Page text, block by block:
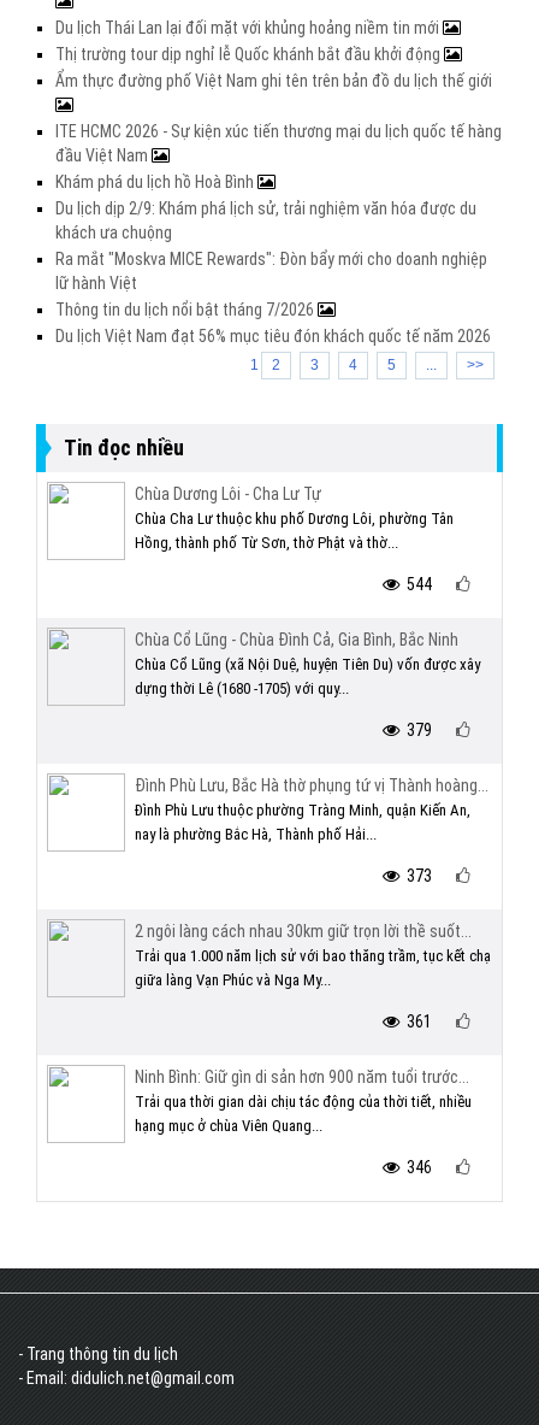
Du lịch Thái Lan lại đối mặt với khủng hoảng niềm tin mới
Thị trường tour dịp nghỉ lễ Quốc khánh bắt đầu khởi động
Ẩm thực đường phố Việt Nam ghi tên trên bản đồ du lịch thế giới
ITE HCMC 2026 - Sự kiện xúc tiến thương mại du lịch quốc tế hàng
đầu Việt Nam
Khám phá du lịch hồ Hoà Bình
Du lịch dịp 2/9: Khám phá lịch sử, trải nghiệm văn hóa được du
khách ưa chuộng
Ra mắt "Moskva MICE Rewards": Đòn bẩy mới cho doanh nghiệp
lữ hành Việt
Thông tin du lịch nổi bật tháng 7/2026
Du lịch Việt Nam đạt 56% mục tiêu đón khách quốc tế năm 2026
1 2 3 4 5 ... >>
Tin đọc nhiều
Chùa Dương Lôi - Cha Lư Tự
Chùa Cha Lư thuộc khu phố Dương Lôi, phường Tân
Hồng, thành phố Từ Sơn, thờ Phật và thờ...
544
Chùa Cổ Lũng - Chùa Đình Cả, Gia Bình, Bắc Ninh
Chùa Cổ Lũng (xã Nội Duệ, huyện Tiên Du) vốn được xây
dựng thời Lê (1680 -1705) với quy...
379
Đình Phù Lưu, Bắc Hà thờ phụng tứ vị Thành hoàng...
Đình Phù Lưu thuộc phường Tràng Minh, quận Kiến An,
nay là phường Bắc Hà, Thành phố Hải...
373
2 ngôi làng cách nhau 30km giữ trọn lời thề suốt...
Trải qua 1.000 năm lịch sử với bao thăng trầm, tục kết chạ
giữa làng Vạn Phúc và Nga My...
361
Ninh Bình: Giữ gìn di sản hơn 900 năm tuổi trước...
Trải qua thời gian dài chịu tác động của thời tiết, nhiều
hạng mục ở chùa Viên Quang...
346
- Trang thông tin du lịch
- Email: didulich.net@gmail.com